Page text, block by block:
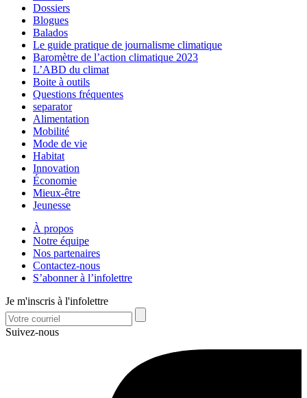
Dossiers
Blogues
Balados
Le guide pratique de journalisme climatique
Baromètre de l’action climatique 2023
L’ABD du climat
Boite à outils
Questions fréquentes
separator
Alimentation
Mobilité
Mode de vie
Habitat
Innovation
Économie
Mieux-être
Jeunesse
À propos
Notre équipe
Nos partenaires
Contactez-nous
S’abonner à l’infolettre
Je m'inscris à l'infolettre
Suivez-nous